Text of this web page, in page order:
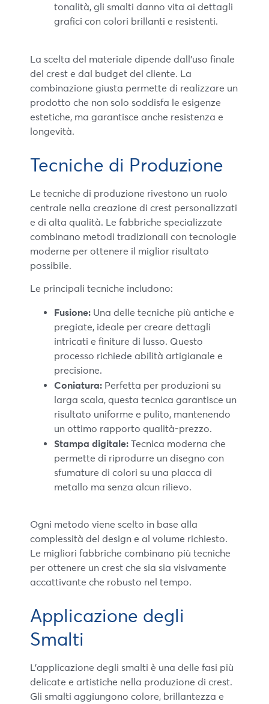
tonalità, gli smalti danno vita ai dettagli
grafici con colori brillanti e resistenti.
La scelta del materiale dipende dall’uso finale
del crest e dal budget del cliente. La
combinazione giusta permette di realizzare un
prodotto che non solo soddisfa le esigenze
estetiche, ma garantisce anche resistenza e
longevità.
Tecniche di Produzione
Le tecniche di produzione rivestono un ruolo
centrale nella creazione di crest personalizzati
e di alta qualità. Le fabbriche specializzate
combinano metodi tradizionali con tecnologie
moderne per ottenere il miglior risultato
possibile.
Le principali tecniche includono:
Fusione: Una delle tecniche più antiche e
pregiate, ideale per creare dettagli
intricati e finiture di lusso. Questo
processo richiede abilità artigianale e
precisione.
Coniatura: Perfetta per produzioni su
larga scala, questa tecnica garantisce un
risultato uniforme e pulito, mantenendo
un ottimo rapporto qualità-prezzo.
Stampa digitale: Tecnica moderna che
permette di riprodurre un disegno con
sfumature di colori su una placca di
metallo ma senza alcun rilievo.
Ogni metodo viene scelto in base alla
complessità del design e al volume richiesto.
Le migliori fabbriche combinano più tecniche
per ottenere un crest che sia sia visivamente
accattivante che robusto nel tempo.
Applicazione degli
Smalti
L’applicazione degli smalti è una delle fasi più
delicate e artistiche nella produzione di crest.
Gli smalti aggiungono colore, brillantezza e